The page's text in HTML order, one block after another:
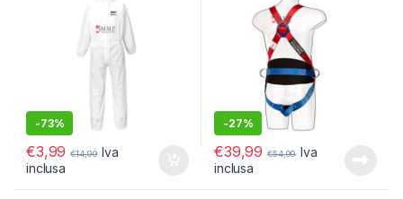
-73%
€3,99 €14,99 Iva
inclusa
-27%
€39,99 €54,99 Iva
inclusa